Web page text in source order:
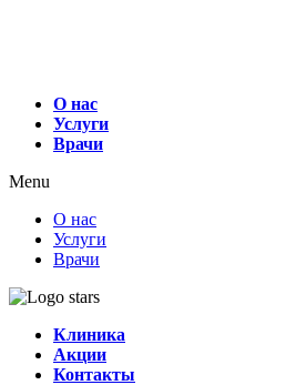
О нас
Услуги
Врачи
Menu
О нас
Услуги
Врачи
Клиника
Акции
Контакты